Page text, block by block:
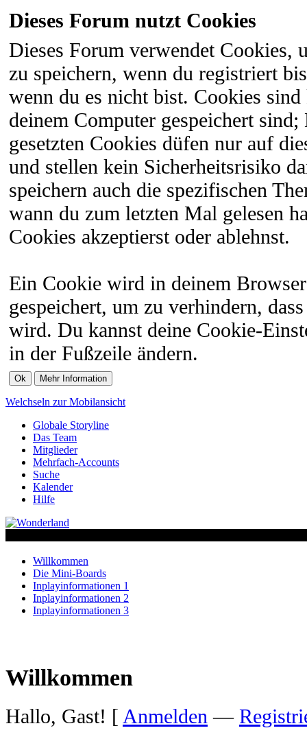
Dieses Forum nutzt Cookies
Dieses Forum verwendet Cookies,
zu speichern, wenn du registriert
wenn du es nicht bist. Cookies
deinem Computer gespeichert
gesetzten Cookies düfen nur auf
und stellen kein Sicherheitsrisiko
speichern auch die spezifischen
wann du zum letzten Mal gelesen
Cookies akzeptierst oder ablehnst.
Ein Cookie wird in deinem
gespeichert, um zu verhindern,
wird. Du kannst deine Cookie-
in der Fußzeile ändern.
Welchseln zur Mobilansicht
Globale Storyline
Das Team
Mitglieder
Mehrfach-Accounts
Suche
Kalender
Hilfe
Willkommen
Die Mini-Boards
Inplayinformationen 1
Inplayinformationen 2
Inplayinformationen 3
Willkommen
Hallo, Gast! [ Anmelden —